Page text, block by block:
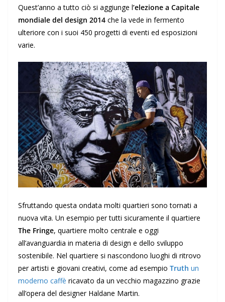
Quest’anno a tutto ciò si aggiunge l’elezione a Capitale
mondiale del design 2014 che la vede in fermento
ulteriore con i suoi 450 progetti di eventi ed esposizioni
varie.
Sfruttando questa ondata molti quartieri sono tornati a
nuova vita. Un esempio per tutti sicuramente il quartiere
The Fringe, quartiere molto centrale e oggi
all’avanguardia in materia di design e dello sviluppo
sostenibile. Nel quartiere si nascondono luoghi di ritrovo
per artisti e giovani creativi, come ad esempio Truth un
moderno caffè ricavato da un vecchio magazzino grazie
all’opera del designer Haldane Martin.